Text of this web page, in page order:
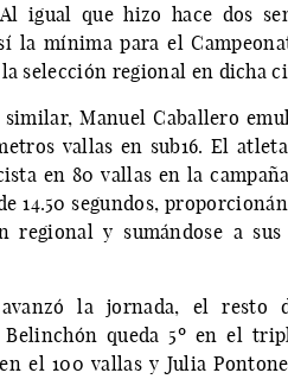
igual que hizo hace dos
la mínima para el
selección regional en dicha
similar, Manuel Caballero
vallas en sub16. El
en 80 vallas en la
14.50 segundos,
regional y sumándose a
la jornada, el resto
Belinchón queda 5º en el
el 100 vallas y Julia